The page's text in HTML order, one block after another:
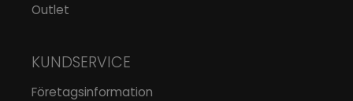
Outlet
KUNDSERVICE
Företagsinformation